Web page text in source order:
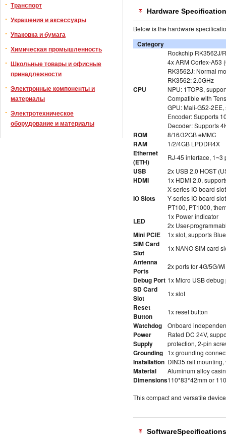
Транспорт
Украшения и аксессуары
Упаковка и бумага
Химическая промышленность
Школьные товары и офисные
принадлежности
Электронные компоненты и
материалы
Электротехническое
оборудование и материалы
Hardware
Below is the hardware
Category
CPU
Rockchip RK3562J/
4x ARM Cortex-A53
RK3562J: Normal
RK3562: 2.0GHz
NPU: 1TOPS,
Compatible with
GPU: Mali-G52-
Encoder: Supports
Decoder: Supports
ROM 8/16/32GB eMMC
RAM 1/2/4GB LPDDR4X
Ethernet
(ETH)
RJ-45 interface, 1~3
USB 2x USB 2.0 HOST
HDMI 1x HDMI 2.0,
IO Slots
X-series IO board
Y-series IO board
PT100, PT1000,
LED
1x Power indicator
2x User-
Mini PCIE 1x slot, supports
SIM Card
Slot
1x NANO SIM card
Antenna
Ports
2x ports for 4G/5G/
Debug Port 1x Micro USB debug
SD Card
Slot
1x slot
Reset
Button
1x reset button
Watchdog Onboard
Power
Supply
Rated DC 24V,
protection, 2-pin
Grounding 1x grounding
Installation DIN35 rail
Material Aluminum alloy
Dimensions110*83*42mm or
This compact and versatile
SoftwareSpecifications